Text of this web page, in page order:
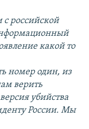
с российской
какой то
номер один, из
верить
убийства
России. Мы